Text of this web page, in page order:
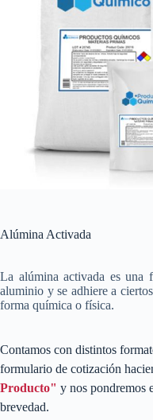
Alúmina Activada
La alúmina activada es una
aluminio y se adhiere a
forma química o física.
Contamos con distintos
formulario de cotización
Producto" y nos pondremos
brevedad.